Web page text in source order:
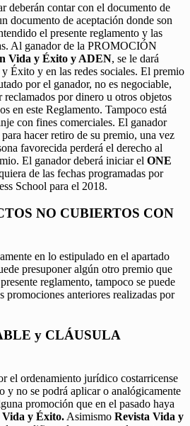
deberán contar con el documento de
documento de aceptación donde son
el presente reglamento y las
Al ganador de la PROMOCIÓN
Vida y Éxito y ADEN, se le dará
Éxito y en las redes sociales. El premio
por el ganador, no es negociable,
reclamados por dinero u otros objetos
en este Reglamento. Tampoco está
con fines comerciales. El ganador
hacer retiro de su premio, una vez
favorecida perderá el derecho al
El ganador deberá iniciar el ONE
de las fechas programadas por
School para el 2018.
NO CUBIERTOS CON
en lo estipulado en el apartado
presuponer algún otro premio que
reglamento, tampoco se puede
promociones anteriores realizadas por
y CLÁUSULA
el ordenamiento jurídico costarricense
y no se podrá aplicar o analógicamente
promoción que en el pasado haya
Vida y Éxito. Asimismo Revista Vida y